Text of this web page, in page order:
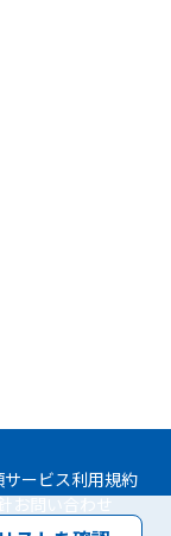
サービス利用規約
お問い合わせ